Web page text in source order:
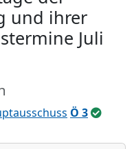
und ihrer
Juli
Ö 3